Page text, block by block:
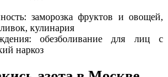
заморозка фруктов и овощей,
кулинария
обезболивание для лиц с
наркоз